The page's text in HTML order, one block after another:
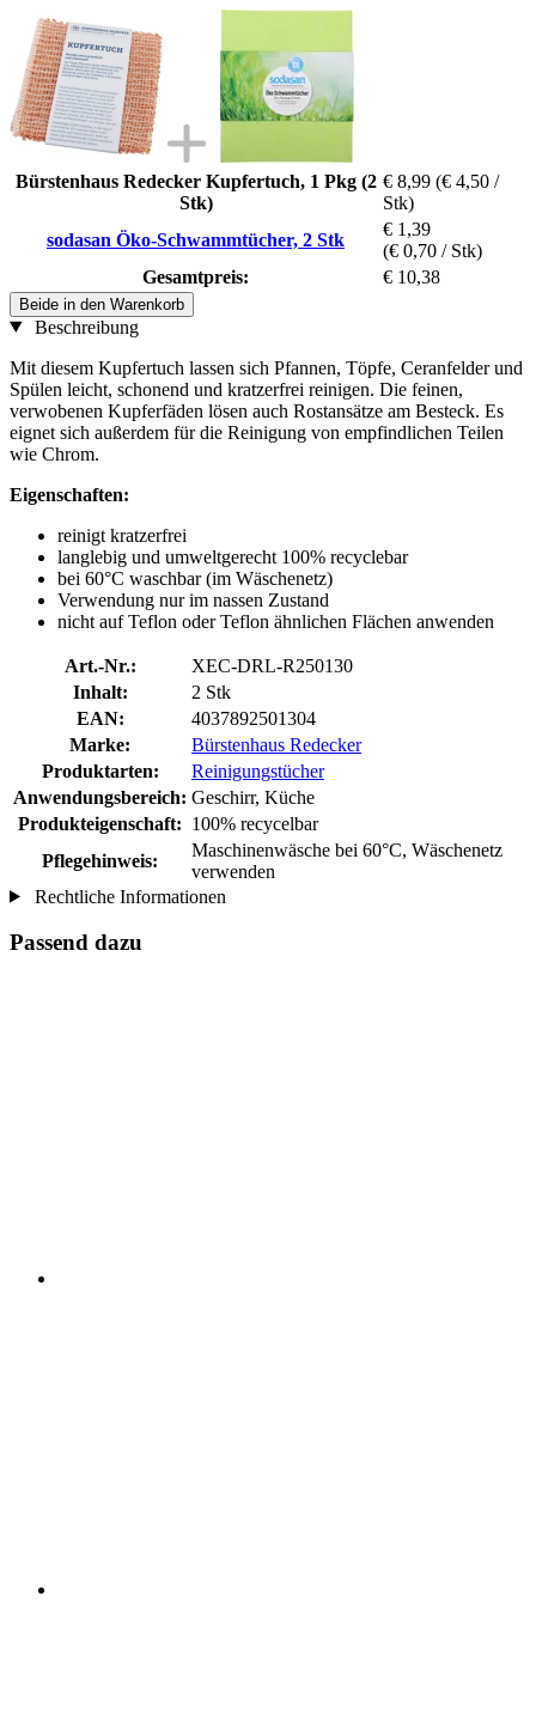
Bürstenhaus Redecker Kupfertuch, 1 Pkg (2
Stk)
€ 8,99 (€ 4,50 /
Stk)
sodasan Öko-Schwammtücher, 2 Stk
€ 1,39
(€ 0,70 / Stk)
Gesamtpreis:
€ 10,38
Beide in den Warenkorb
Beschreibung
Mit diesem Kupfertuch lassen sich Pfannen, Töpfe, Ceranfelder und
Spülen leicht, schonend und kratzerfrei reinigen. Die feinen,
verwobenen Kupferfäden lösen auch Rostansätze am Besteck. Es
eignet sich außerdem für die Reinigung von empfindlichen Teilen
wie Chrom.
Eigenschaften:
reinigt kratzerfrei
langlebig und umweltgerecht 100% recyclebar
bei 60°C waschbar (im Wäschenetz)
Verwendung nur im nassen Zustand
nicht auf Teflon oder Teflon ähnlichen Flächen anwenden
Art.-Nr.:
XEC-DRL-R250130
Inhalt:
2 Stk
EAN:
4037892501304
Marke:
Bürstenhaus Redecker
Produktarten:
Reinigungstücher
Anwendungsbereich: Geschirr, Küche
Produkteigenschaft: 100% recycelbar
Pflegehinweis:
Maschinenwäsche bei 60°C, Wäschenetz
verwenden
Rechtliche Informationen
Passend dazu